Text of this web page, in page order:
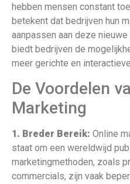
hebben mensen constant
betekent dat bedrijven hun
aanpassen aan deze
biedt bedrijven de
meer gerichte en
De Voordelen
Marketing
1. Breder Bereik: Online
staat om een wereldwijd
marketingmethoden, zoals
commercials, zijn vaak